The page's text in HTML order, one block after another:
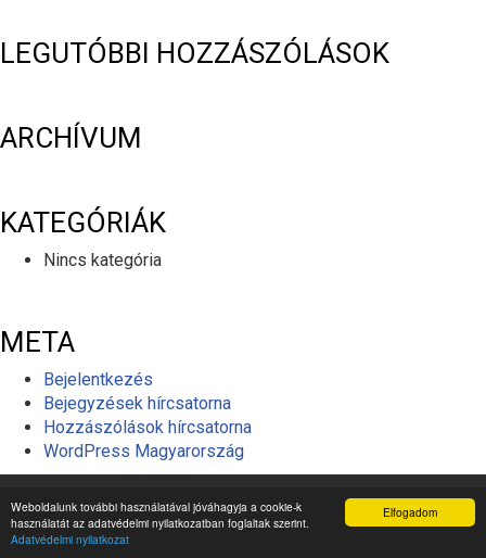
Elfogadom
Weboldalunk további használatával jóváhagyja a cookie-k
használatát az adatvédelmi nyilatkozatban foglaltak szerint.
Adatvédelmi nyilatkozat
LEGUTÓBBI HOZZÁSZÓLÁSOK
ARCHÍVUM
KATEGÓRIÁK
Nincs kategória
META
Bejelentkezés
Bejegyzések hírcsatorna
Hozzászólások hírcsatorna
WordPress Magyarország
ÁSZF
ADATKEZELÉSI TÁJÉKOZTATÓ Médiaajánlat